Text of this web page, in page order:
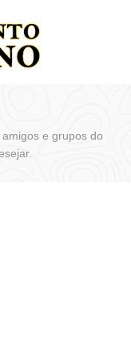
e grupos do